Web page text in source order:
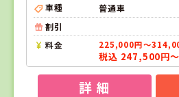
車種
普通車
割引
料金
225,000円～
税込 247,500円
詳 細